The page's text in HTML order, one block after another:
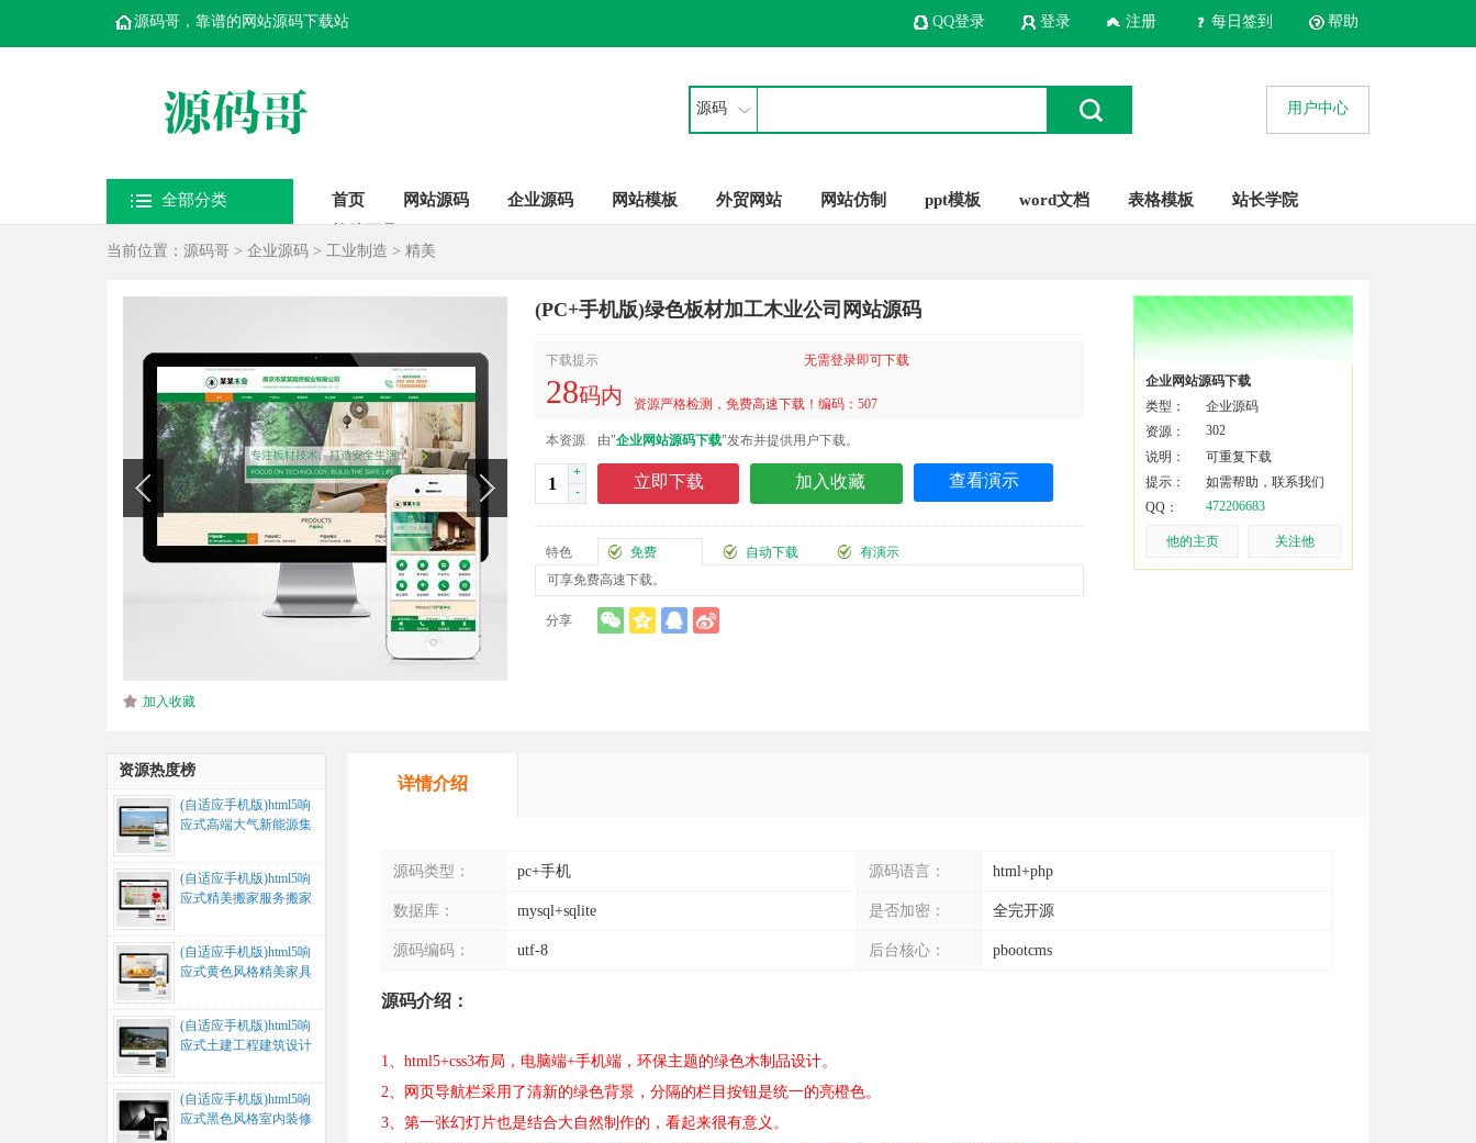
源码哥，靠谱的网站源码下载站 帮助
每日签到
注册
登录
QQ登录
源码 用户中心
全部分类 首页 网站源码 企业源码 网站模板 外贸网站 网站仿制 ppt模板 word文档 表格模板
站长学院
当前位置： 源码哥 > 企业源码 > 工业制造 > 精美
加入收藏
(PC+手机版)绿色板材加工木业公司网站源码
下载提示 无需登录即可下载
28码内 资源严格检测，免费高速下载！编码：507
本资源 由"企业网站源码下载"发布并提供用户下载。
+
-
立即下载 加入收藏 查看演示
特色 免费 自动下载
有演示
可享免费高速下载。
分享
企业网站源码下载
类型：
企业源码
资源：
302
说明：
可重复下载
提示：
如需帮助，联系我们
QQ：
472206683
他的主页 关注他
资源热度榜
(自适应手机版)html5响
应式高端大气新能源集
(自适应手机版)html5响
应式精美搬家服务搬家
(自适应手机版)html5响
应式黄色风格精美家具
(自适应手机版)html5响
应式土建工程建筑设计
网...
(自适应手机版)html5响
应式黑色风格室内装修
详情介绍
源码类型： pc+手机 源码语言： html+php
数据库： mysql+sqlite 是否加密： 全完开源
源码编码： utf-8 后台核心： pbootcms
源码介绍：
1、html5+css3布局，电脑端+手机端，环保主题的绿色木制品设计。
2、网页导航栏采用了清新的绿色背景，分隔的栏目按钮是统一的亮橙色。
3、第一张幻灯片也是结合大自然制作的，看起来很有意义。